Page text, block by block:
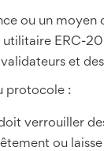
ou un moyen
utilitaire ERC-20
et
protocole :
verrouiller
ou